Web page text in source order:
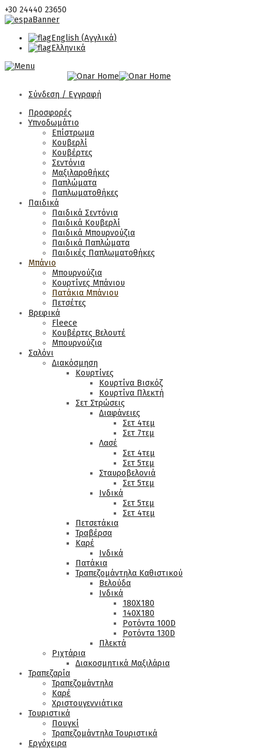
+30 24440 23650
English (Αγγλικά)
Ελληνικά
Σύνδεση / Εγγραφή
Προσφορές
Υπνοδωμάτιο
Επίστρωμα
Κουβερλί
Κουβέρτες
Σεντόνια
Μαξιλαροθήκες
Παπλώματα
Παπλωματοθήκες
Παιδικά
Παιδικά Σεντόνια
Παιδικά Κουβερλί
Παιδικά Μπουρνούζια
Παιδικά Παπλώματα
Παιδικές Παπλωματοθήκες
Μπάνιο
Μπουρνούζια
Κουρτίνες Μπάνιου
Πατάκια Μπάνιου
Πετσέτες
Βρεφικά
Fleece
Κουβέρτες Βελουτέ
Μπουρνούζια
Σαλόνι
Διακόσμηση
Κουρτίνες
Κουρτίνα Βισκόζ
Κουρτίνα Πλεκτή
Σετ Στρώσεις
Διαφάνειες
Σετ 4τεμ
Σετ 7τεμ
Λασέ
Σετ 4τεμ
Σετ 5τεμ
Σταυροβελονιά
Σετ 5τεμ
Ινδικά
Σετ 5τεμ
Σετ 4τεμ
Πετσετάκια
Τραβέρσα
Καρέ
Ινδικά
Πατάκια
Τραπεζομάντηλα Καθιστικού
Βελούδα
Ινδικά
180Χ180
140Χ180
Ροτόντα 100D
Ροτόντα 130D
Πλεκτά
Ριχτάρια
Διακοσμητικά Μαξιλάρια
Τραπεζαρία
Τραπεζομάντηλα
Καρέ
Χριστουγεννιάτικα
Τουριστικά
Πουγκί
Τραπεζομάντηλα Τουριστικά
Εργόχειρα